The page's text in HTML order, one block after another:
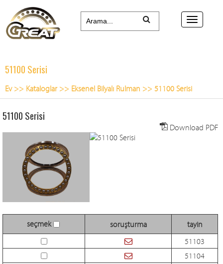
51100 Serisi
Ev >> Kataloglar >> Eksenel Bilyalı Rulman >> 51100 Serisi
51100 Serisi
Download PDF
seçmek soruşturma
tayin
51103
51104